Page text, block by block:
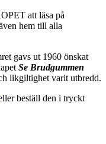
att läsa på
hem till alla
gavs ut 1960 önskat
Se Brudgummen
likgiltighet varit utbredd.
beställ den i tryckt